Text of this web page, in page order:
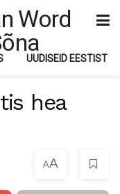
UUDISEID EESTIST
hea
AA